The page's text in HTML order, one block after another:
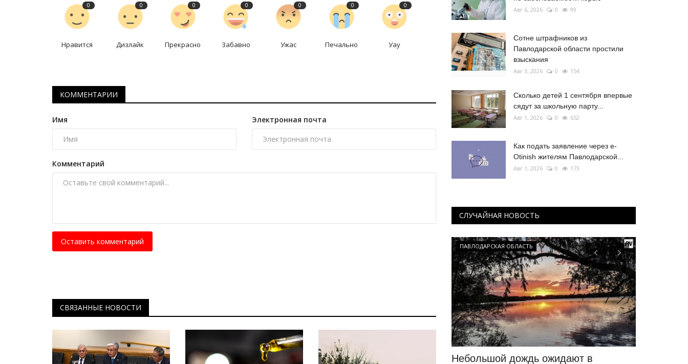
0
Нравится
0
Дизлайк
0
Прекрасно
0
Забавно
0
Ужас
0
Печально
0
Уау
КОММЕНТАРИИ
Имя Электронная почта
Комментарий
Оставить комментарий
СВЯЗАННЫЕ НОВОСТИ
Авг 6, 2026 0 99
Сотне штрафников из
Павлодарской области простили
взыскания
Авг 3, 2026 0 154
Сколько детей 1 сентября впервые
сядут за школьную парту...
Авг 1, 2026 0 652
Как подать заявление через e-
Otinish жителям Павлодарской...
Авг 1, 2026 0 173
СЛУЧАЙНАЯ НОВОСТЬ
Зимний спорт
В Павлодаре стартовал
Сотне штрафников из Павлодарской
ПАВЛОДАРСКАЯ ОБЛАСТЬ
Небольшой дождь ожидают в